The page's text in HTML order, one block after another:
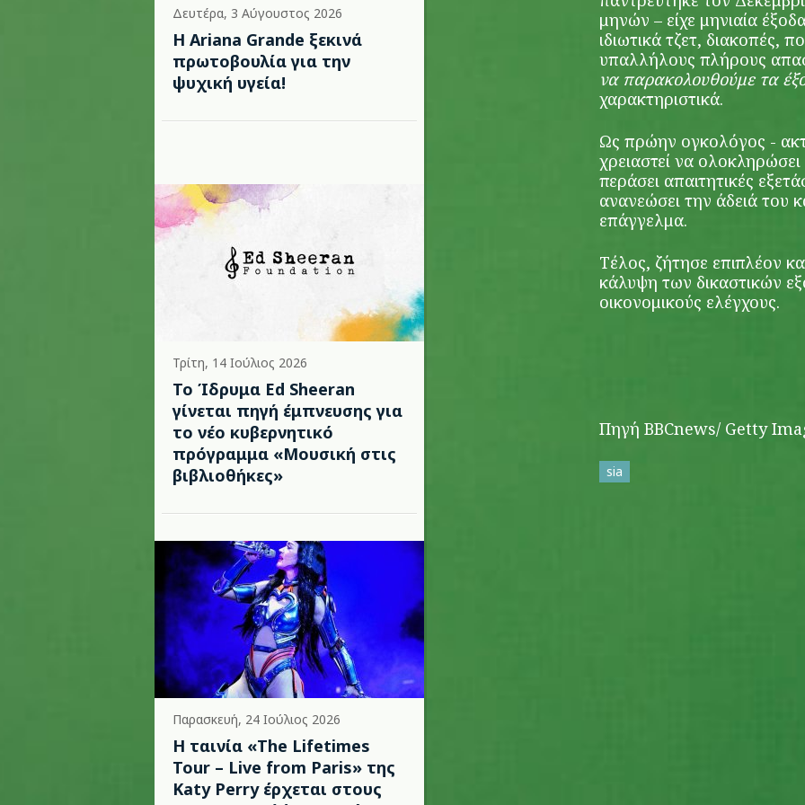
Δευτέρα, 3 Αύγουστος 2026
Η Ariana Grande ξεκινά
πρωτοβουλία για την
ψυχική υγεία!
Τρίτη, 14 Ιούλιος 2026
Το Ίδρυμα Ed Sheeran
γίνεται πηγή έμπνευσης για
το νέο κυβερνητικό
πρόγραμμα «Μουσική στις
βιβλιοθήκες»
Παρασκευή, 24 Ιούλιος 2026
Η ταινία «The Lifetimes
Tour – Live from Paris» της
Katy Perry έρχεται στους
μηνών – είχε μηνιαία
ιδιωτικά τζετ, διακοπές,
υπαλλήλους πλήρους
να παρακολουθούμε τα
χαρακτηριστικά.
Ως πρώην ογκολόγος -
χρειαστεί να
περάσει απαιτητικές
ανανεώσει την άδειά του
επάγγελμα.
Τέλος, ζήτησε επιπλέον
κάλυψη των δικαστικών
οικονομικούς ελέγχους.
Πηγή BBCnews/ Getty
sia